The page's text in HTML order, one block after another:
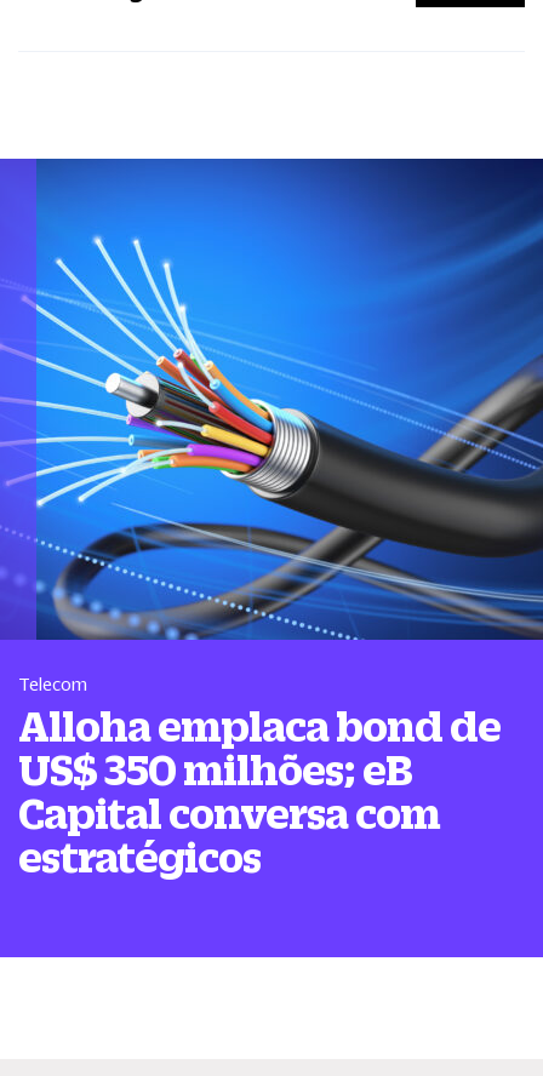
Telecom
Alloha emplaca bond de
US$ 350 milhões; eB
Capital conversa com
estratégicos